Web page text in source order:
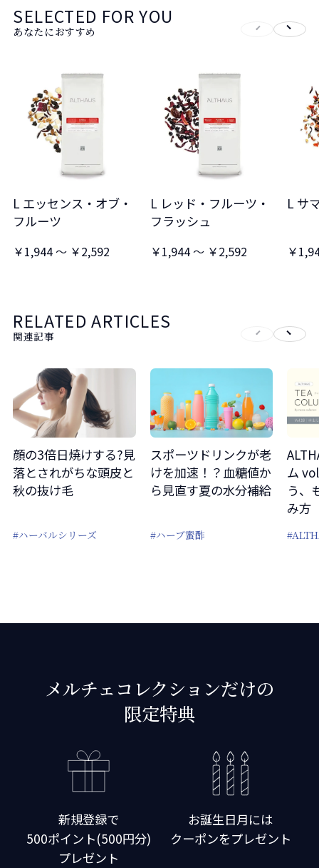
SELECTED FOR YOU
あなたにおすすめ
L エッセンス・オブ・
フルーツ
￥1,944 ～ ￥2,592
L レッド・フルーツ・
フラッシュ
￥1,944 ～ ￥2,592
L サ
￥
RELATED ARTICLES
関連記事
顔の3倍日焼けする?見
落とされがちな頭皮と
秋の抜け毛
#ハーバルシリーズ
スポーツドリンクが老
けを加速！？血糖値か
ら見直す夏の水分補給
#ハーブ蜜酢
ム
う、
み方
メルチェコレクションだけの
限定特典
新規登録で
500ポイント(500円分)
プレゼント
お誕生日月には
クーポンをプレゼント